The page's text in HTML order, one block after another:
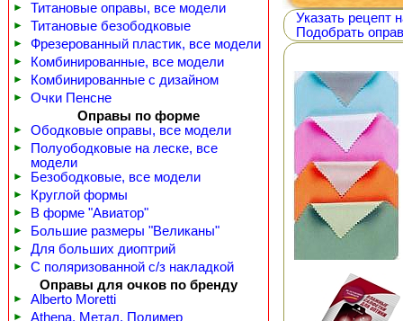
► Титановые оправы, все модели
► Титановые безободковые
► Фрезерованный пластик, все модели
► Комбинированные, все модели
► Комбинированные с дизайном
►
Очки Пенсне
Оправы по форме
► Ободковые оправы, все модели
►
Полуободковые на леске, все
модели
► Безободковые, все модели
► Круглой формы
► В форме "Авиатор"
► Большие размеры "Великаны"
► Для больших диоптрий
►
С поляризованной с/з накладкой
Оправы для очков по бренду
► Alberto Moretti
► Athena. Метал. Полимер
Указать рецепт
Подобрать